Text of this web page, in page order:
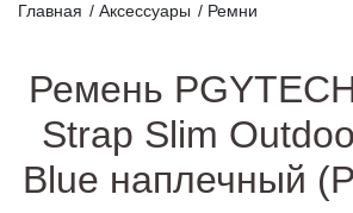
Главная / Аксессуары / Ремни
Ремень
Strap Slim
Blue наплечный